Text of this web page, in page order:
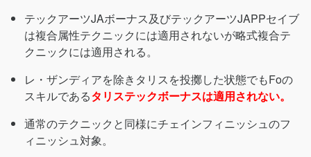
テックアーツJAボーナス及びテックアーツJAPPセイブ
は複合属性テクニックには適用されないが略式複合テ
クニックには適用される。
レ・ザンディアを除きタリスを投擲した状態でもFoの
スキルであるタリステックボーナスは適用されない。
通常のテクニックと同様にチェインフィニッシュのフ
ィニッシュ対象。